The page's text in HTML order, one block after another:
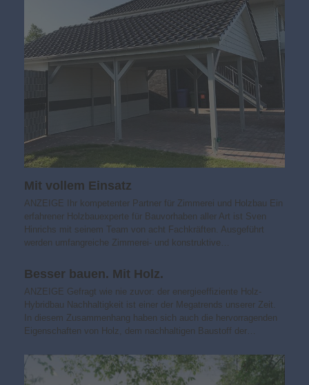
Mit vollem Einsatz
ANZEIGE Ihr kompetenter Partner für Zimmerei und Holzbau Ein
erfahrener Holzbauexperte für Bauvorhaben aller Art ist Sven
Hinrichs mit seinem Team von acht Fachkräften. Ausgeführt
werden umfangreiche Zimmerei- und konstruktive…
Besser bauen. Mit Holz.
ANZEIGE Gefragt wie nie zuvor: der energieeffiziente Holz-
Hybridbau Nachhaltigkeit ist einer der Mega­trends unserer Zeit.
In diesem Zusammenhang haben sich auch die hervorragenden
Eigenschaften von Holz, dem nachhaltigen Baustoff der…